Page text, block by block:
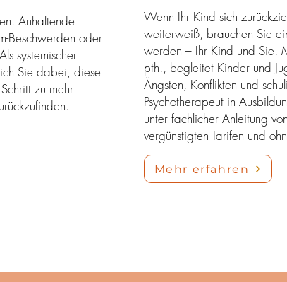
Anhaltende
Beschwerden oder
systemischer
Sie dabei, diese
zu mehr
Wenn Ihr Kind sich
weiterweiß, brauchen Sie
werden – Ihr Kind und Sie.
pth., begleitet Kinder und
Ängsten, Konflikten und
Psychotherapeut in
unter fachlicher Anleitung
vergünstigten Tarifen und
Mehr erfahren